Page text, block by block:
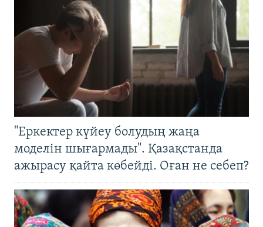
"Еркектер күйеу болудың жаңа
моделін шығармады". Қазақстанда
ажырасу қайта көбейді. Оған не себеп?